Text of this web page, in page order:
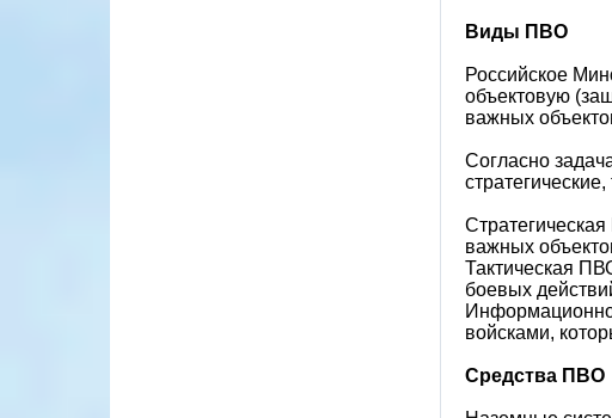
Виды ПВО
Российское
объектовую
важных
Согласно
важных
Тактическая
боевых
войсками,
Средства ПВО